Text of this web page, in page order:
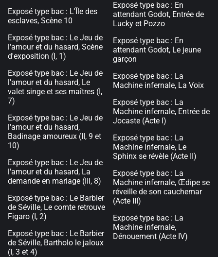
Exposé type bac : L'Île des
esclaves, Scène 10
Exposé type bac : Le Jeu de
l'amour et du hasard, Scène
d'exposition (I, 1)
Exposé type bac : Le Jeu de
l'amour et du hasard, Le
valet singe et ses maîtres (I,
7)
Exposé type bac : Le Jeu de
l'amour et du hasard,
Badinage amoureux (II, 9 et
10)
Exposé type bac : Le Jeu de
l'amour et du hasard, La
demande en mariage (III, 8)
Exposé type bac : Le Barbier
de Séville, Le comte retrouve
Figaro (I, 2)
Exposé type bac : Le Barbier
de Séville, Bartholo le jaloux
(I, 3 et 4)
Exposé type bac : En
attendant Godot, Entrée de
Lucky et Pozzo
Exposé type bac : En
attendant Godot, Le jeune
garçon
Exposé type bac : La
Machine infernale, La Voix
Exposé type bac : La
Machine infernale, Entrée de
Jocaste (Acte I)
Exposé type bac : La
Machine infernale, Le
Sphinx se révèle (Acte II)
Exposé type bac : La
Machine infernale, Œdipe se
réveille de son cauchemar
(Acte III)
Exposé type bac : La
Machine infernale,
Dénouement (Acte IV)